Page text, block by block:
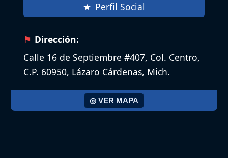
Perfil Social
Dirección:
Calle 16 de Septiembre #407, Col. Centro,
C.P. 60950, Lázaro Cárdenas, Mich.
◎ VER MAPA